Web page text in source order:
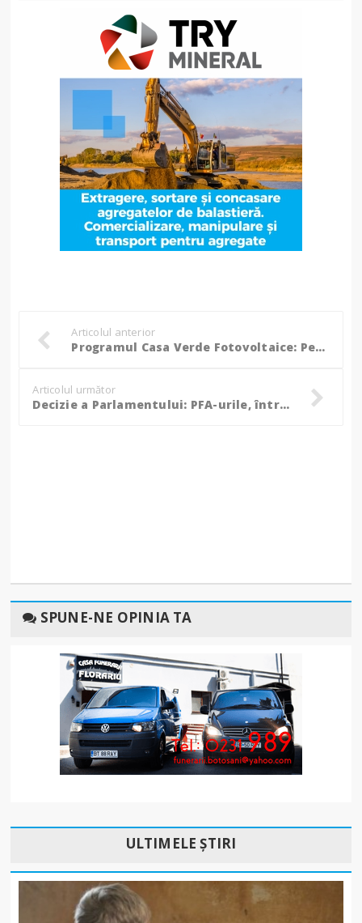
Articolul anterior
Programul Casa Verde Fotovoltaice: Peste 10.600 de persoane din Regiunea Nord-Est s-au înscris, inclusiv Botoșani!
Articolul următor
Decizie a Parlamentului: PFA-urile, întreprinderile familiale și întreprinderile individuale își vor putea schimba regimul juridic!
SPUNE-NE OPINIA TA
ULTIMELE ȘTIRI